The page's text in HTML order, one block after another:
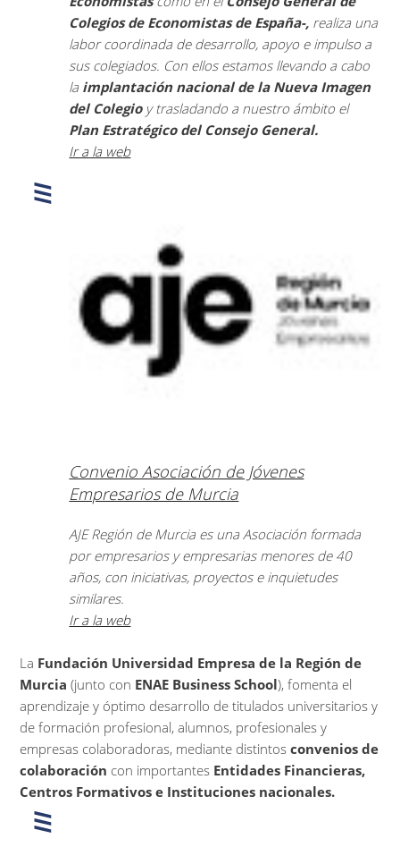
Colegios de Economistas de España-, realiza una
labor coordinada de desarrollo, apoyo e impulso a
sus colegiados. Con ellos estamos llevando a cabo
la implantación nacional de la Nueva Imagen
del Colegio y trasladando a nuestro ámbito el
Plan Estratégico del Consejo General.
Ir a la web
Convenio Asociación de Jóvenes
Empresarios de Murcia
AJE Región de Murcia es una Asociación formada
por empresarios y empresarias menores de 40
años, con iniciativas, proyectos e inquietudes
similares.
Ir a la web
La Fundación Universidad Empresa de la Región de
Murcia (junto con ENAE Business School), fomenta el
aprendizaje y óptimo desarrollo de titulados universitarios y
de formación profesional, alumnos, profesionales y
empresas colaboradoras, mediante distintosconvenios de
colaboración con importantes Entidades Financieras,
Centros Formativos e Instituciones nacionales.